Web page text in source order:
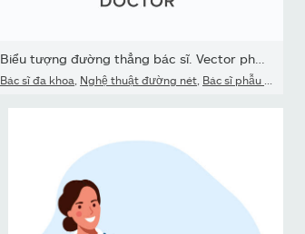
Bác sĩ đa khoa Nghệ thuật đường nét Bác sĩ phẫu thuật